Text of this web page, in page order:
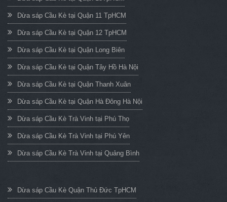
Dừa sáp Cầu Kè tại Quận 11 TpHCM
Dừa sáp Cầu Kè tại Quận 12 TpHCM
Dừa sáp Cầu Kè tại Quận Long Biên
Dừa sáp Cầu Kè tại Quận Tây Hồ Hà Nội
Dừa sáp Cầu Kè tại Quận Thanh Xuân
Dừa sáp Cầu Kè tại Quận Hà Đông Hà Nội
Dừa sáp Cầu Kè Trà Vinh tại Phú Thọ
Dừa sáp Cầu Kè Trà Vinh tại Phú Yên
Dừa sáp Cầu Kè Trà Vinh tại Quảng Bình
Dừa sáp Cầu Kè Quận Thủ Đức TpHCM